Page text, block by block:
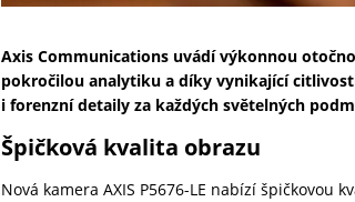
Axis Communications uvádí výkonnou
pokročilou analytiku a díky vynikající
i forenzní detaily za každých světelných
Špičková kvalita obrazu
Nová kamera AXIS P5676-LE nabízí špičkovou